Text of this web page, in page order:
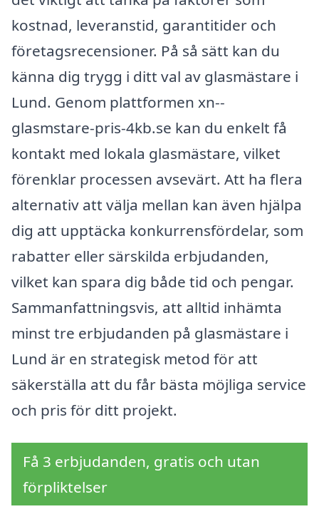
kostnad, leveranstid, garantitider och
företagsrecensioner. På så sätt kan du
känna dig trygg i ditt val av glasmästare i
Lund. Genom plattformen xn--
glasmstare-pris-4kb.se kan du enkelt få
kontakt med lokala glasmästare, vilket
förenklar processen avsevärt. Att ha flera
alternativ att välja mellan kan även hjälpa
dig att upptäcka konkurrensfördelar, som
rabatter eller särskilda erbjudanden,
vilket kan spara dig både tid och pengar.
Sammanfattningsvis, att alltid in­hämta
minst tre erbjudanden på glasmästare i
Lund är en strategisk metod för att
säkerställa att du får bästa möjliga service
och pris för ditt projekt.
Få 3 erbjudanden, gratis och utan
förpliktelser